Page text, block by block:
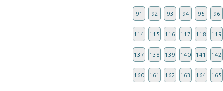
91 92 93 94 95 96
114 115 116 117 118 119
137 138 139 140 141 142
160 161 162 163 164 165